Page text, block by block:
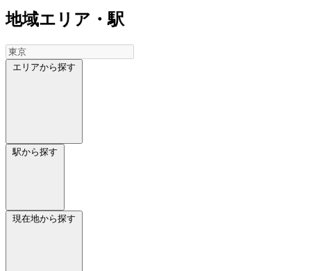
地域エリア・駅
エリアから探す
駅から探す
現在地から探す